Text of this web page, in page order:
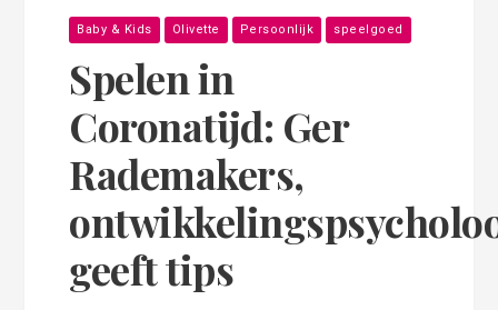
Baby & Kids Olivette Persoonlijk speelgoed
Spelen in
Coronatijd: Ger
Rademakers,
geeft tips